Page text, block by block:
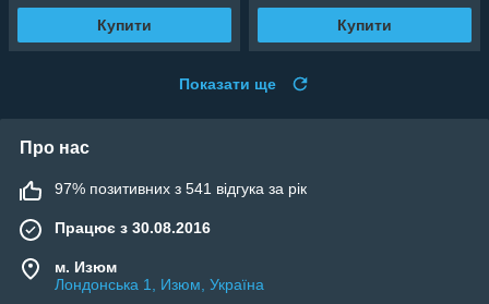
Купити Купити
Показати ще
Про нас
97% позитивних з 541 відгука за рік
Працює з 30.08.2016
м. Изюм
Лондонська 1, Изюм, Україна